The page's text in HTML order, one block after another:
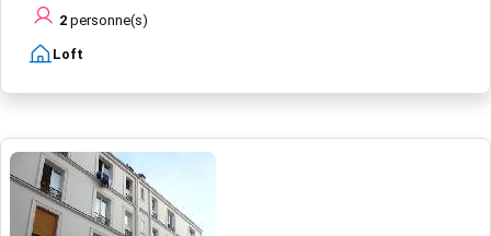
2 personne(s)
Loft